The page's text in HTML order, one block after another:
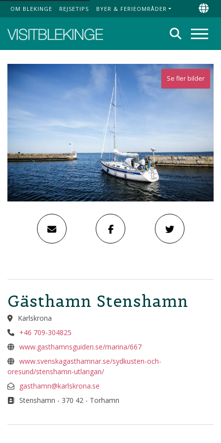
Top Menu
OM BLEKINGE REJSETIPS BYER & FERIEOMRÅDER
Søg
Se fler bilder
Gästhamn Stenshamn
Karlskrona
+46 709-304825
www.gasthamnsguiden.se/marina/667
www.svenskagasthamnar.se/sydkusten-och-
oresund/stenshamn-utlangan/
gasthamn@karlskrona.se
Stenshamn - 370 42 - Torhamn